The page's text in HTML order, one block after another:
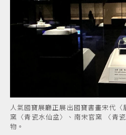
人氣國寶展廳正展出國寶書畫宋代
窯〈青瓷水仙盆〉、南宋官窯 〈青
物。